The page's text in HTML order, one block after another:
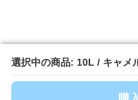
選択中の商品: 10L / キャメ
選択中の商品: 10L / キャメ